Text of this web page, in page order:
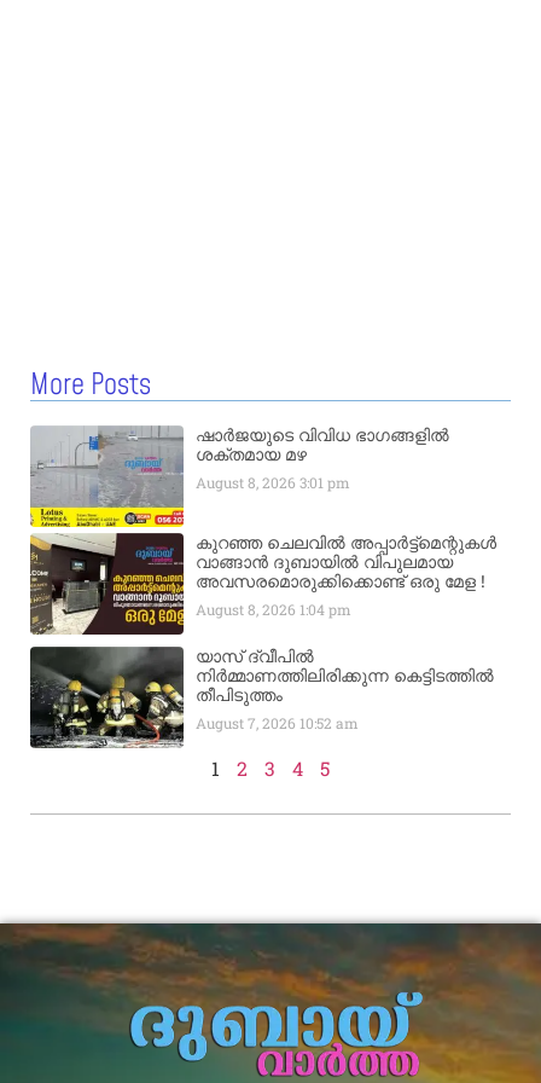
More Posts
ഷാർജയുടെ വിവിധ ഭാഗങ്ങളിൽ
ശക്തമായ മഴ
August 8, 20263:01 pm
കുറഞ്ഞ ചെലവിൽ അപ്പാർട്ട്മെന്റുകൾ
വാങ്ങാൻ ദുബായിൽ വിപുലമായ
അവസരമൊരുക്കിക്കൊണ്ട് ഒരു മേള !
August 8, 2026 1:04 pm
യാസ് ദ്വീപിൽ
നിർമ്മാണത്തിലിരിക്കുന്ന കെട്ടിടത്തിൽ
തീപിടുത്തം
August 7, 2026 10:52 am
1 2 3 4 5